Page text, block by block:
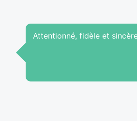
Attentionné, fidèle et